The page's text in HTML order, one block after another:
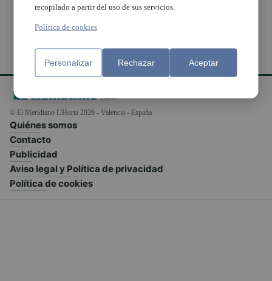
© El Meridiano L'Horta 2026 - Valencia - España
Quiénes somos
Contacto
Publicidad
Aviso legal y Política de privacidad
Política de cookies
recopilado a partir del uso de sus servicios.
Política de cookies
Personalizar Rechazar Aceptar